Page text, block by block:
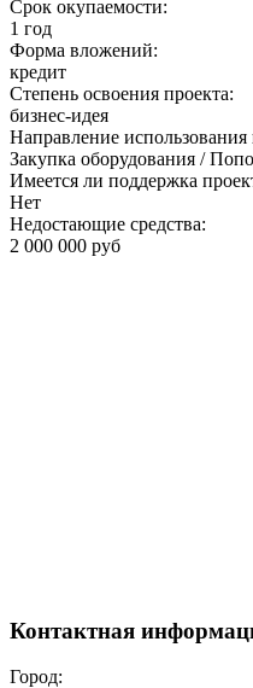
Срок окупаемости:
1 год
Форма вложений:
кредит
Степень освоения проекта:
бизнес-идея
Направление
Закупка оборудования /
Имеется ли поддержка
Нет
Недостающие средства:
2 000 000 руб
Контактная
Город: